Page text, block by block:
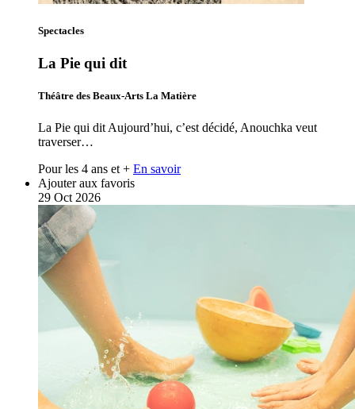
Spectacles
La Pie qui dit
Théâtre des Beaux-Arts La Matière
La Pie qui dit Aujourd’hui, c’est décidé, Anouchka veut
traverser…
Pour les 4 ans et + En savoir
Ajouter aux favoris
29 Oct 2026